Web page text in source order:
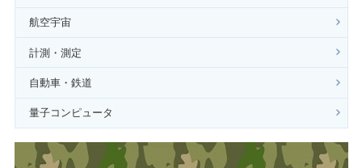
航空宇宙
計測・測定
自動車・鉄道
量子コンピュータ